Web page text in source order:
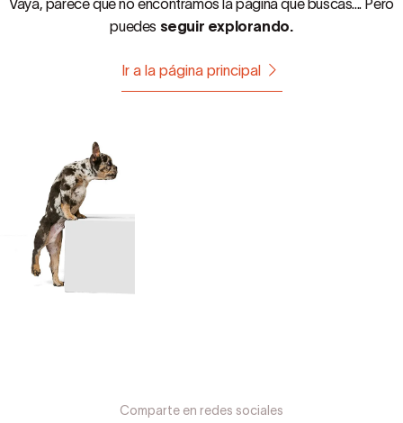
Vaya, parece que no encontramos la página que buscas.... Pero
puedes seguir explorando.
Ir a la página principal
Comparte en redes sociales